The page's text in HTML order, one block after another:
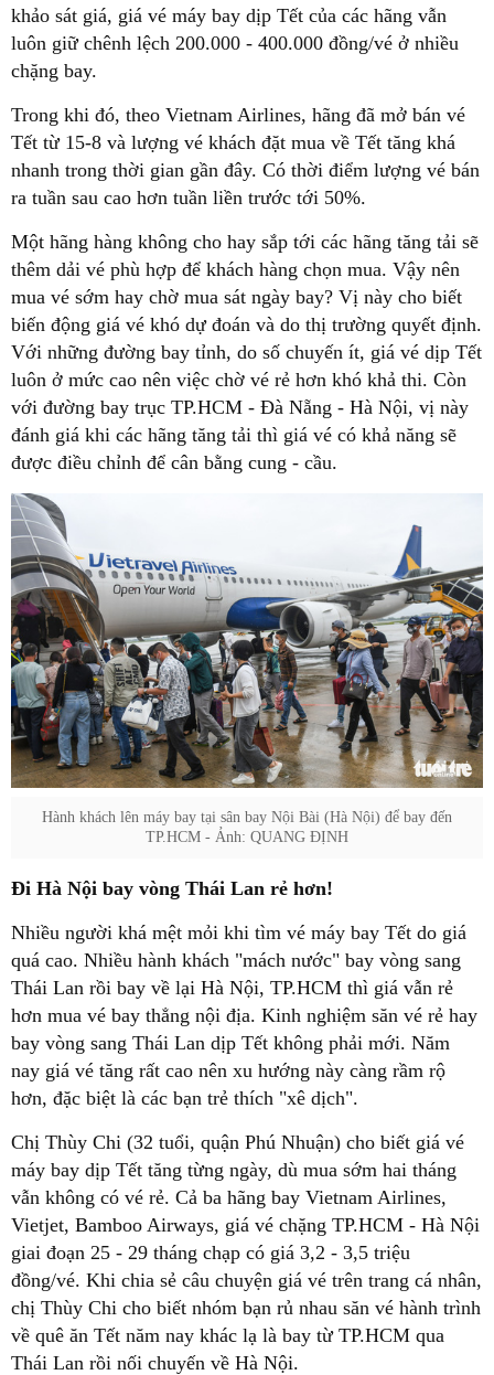
khảo sát giá, giá vé máy bay dịp Tết của các hãng vẫn
luôn giữ chênh lệch 200.000 - 400.000 đồng/vé ở nhiều
chặng bay.
Trong khi đó, theo Vietnam Airlines, hãng đã mở bán vé
Tết từ 15-8 và lượng vé khách đặt mua về Tết tăng khá
nhanh trong thời gian gần đây. Có thời điểm lượng vé bán
ra tuần sau cao hơn tuần liền trước tới 50%.
Một hãng hàng không cho hay sắp tới các hãng tăng tải sẽ
thêm dải vé phù hợp để khách hàng chọn mua. Vậy nên
mua vé sớm hay chờ mua sát ngày bay? Vị này cho biết
biến động giá vé khó dự đoán và do thị trường quyết định.
Với những đường bay tỉnh, do số chuyến ít, giá vé dịp Tết
luôn ở mức cao nên việc chờ vé rẻ hơn khó khả thi. Còn
với đường bay trục TP.HCM - Đà Nẵng - Hà Nội, vị này
đánh giá khi các hãng tăng tải thì giá vé có khả năng sẽ
được điều chỉnh để cân bằng cung - cầu.
Hành khách lên máy bay tại sân bay Nội Bài (Hà Nội) để bay đến
TP.HCM - Ảnh: QUANG ĐỊNH
Đi Hà Nội bay vòng Thái Lan rẻ hơn!
Nhiều người khá mệt mỏi khi tìm vé máy bay Tết do giá
quá cao. Nhiều hành khách "mách nước" bay vòng sang
Thái Lan rồi bay về lại Hà Nội, TP.HCM thì giá vẫn rẻ
hơn mua vé bay thẳng nội địa. Kinh nghiệm săn vé rẻ hay
bay vòng sang Thái Lan dịp Tết không phải mới. Năm
nay giá vé tăng rất cao nên xu hướng này càng rầm rộ
hơn, đặc biệt là các bạn trẻ thích "xê dịch".
Chị Thùy Chi (32 tuổi, quận Phú Nhuận) cho biết giá vé
máy bay dịp Tết tăng từng ngày, dù mua sớm hai tháng
vẫn không có vé rẻ. Cả ba hãng bay Vietnam Airlines,
Vietjet, Bamboo Airways, giá vé chặng TP.HCM - Hà Nội
giai đoạn 25 - 29 tháng chạp có giá 3,2 - 3,5 triệu
đồng/vé. Khi chia sẻ câu chuyện giá vé trên trang cá nhân,
chị Thùy Chi cho biết nhóm bạn rủ nhau săn vé hành trình
về quê ăn Tết năm nay khác lạ là bay từ TP.HCM qua
Thái Lan rồi nối chuyến về Hà Nội.